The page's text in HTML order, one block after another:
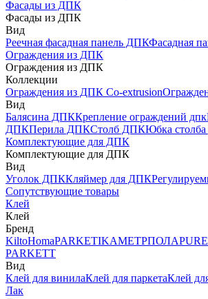
Фасады из ДПК
Фасады из ДПК
Вид
Реечная фасадная панель ДПКФасадная
Ограждения из ДПК
Ограждения из ДПК
Коллекции
Ограждения из ДПК Co-extrusion
Вид
Балясина ДПККрепление ограждений дпк
ДПКПерила ДПКСтолб ДПКЮбка
Комплектующие для ДПК
Комплектующие для ДПК
Вид
Уголок ДПККляймер для ДПК
Сопутствующие товары
Клей
Клей
Бренд
KiltoHomaPARKETIKAМЕТРПОЛА
PARKETT
Вид
Клей для винилаКлей для паркетаКлей
Лак